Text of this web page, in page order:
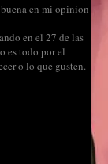
en mi opinion
en el 27 de las
es todo por el
o lo que gusten.